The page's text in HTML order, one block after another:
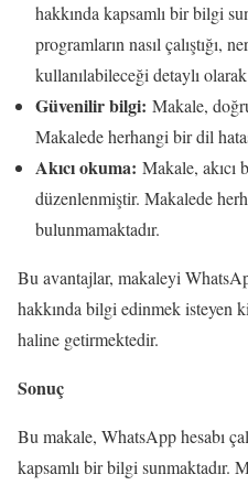
hakkında kapsamlı bir bilgi
programların nasıl çalıştığı,
kullanılabileceği detaylı
Güvenilir bilgi: Makale,
Makalede herhangi bir dil
Akıcı okuma: Makale, akıcı
düzenlenmiştir. Makalede
bulunmamaktadır.
Bu avantajlar, makaleyi
hakkında bilgi edinmek isteyen
haline getirmektedir.
Sonuç
Bu makale, WhatsApp hesabı
kapsamlı bir bilgi sunmaktadır.